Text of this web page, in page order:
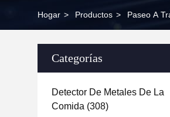
Hogar > Productos > Paseo A
Categorías
Detector De Metales De La
Comida (308)